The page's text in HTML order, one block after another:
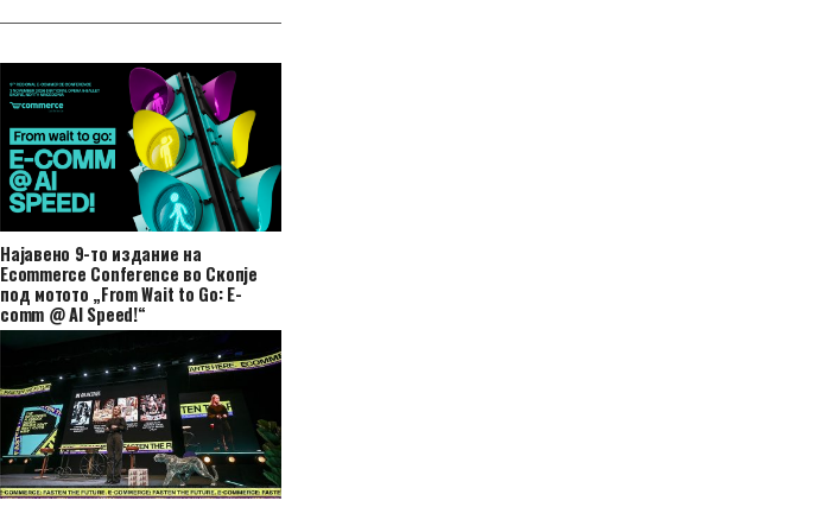
Најавено 9-то издание на
Ecommerce Conference во Скопје
под мотото „From Wait to Go: E-
comm @ AI Speed!“